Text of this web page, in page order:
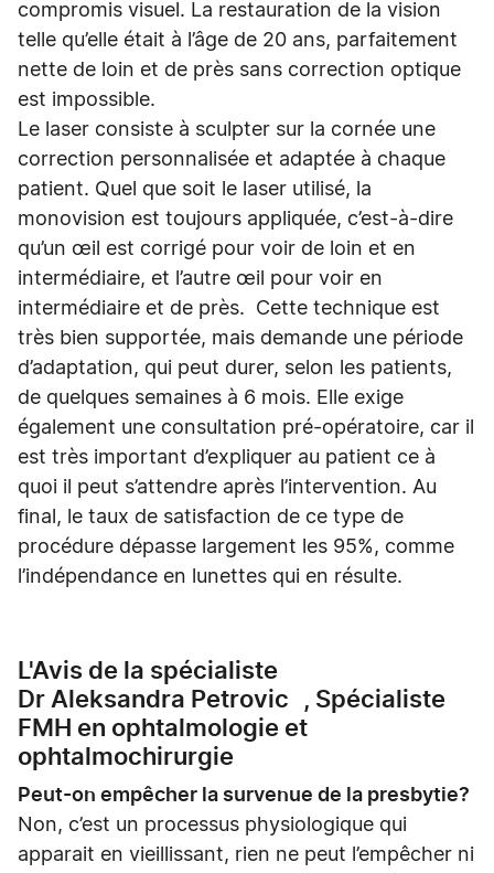
compromis visuel. La restauration de la vision
telle qu’elle était à l’âge de 20 ans, parfaitement
nette de loin et de près sans correction optique
est impossible.
Le laser consiste à sculpter sur la cornée une
correction personnalisée et adaptée à chaque
patient. Quel que soit le laser utilisé, la
monovision est toujours appliquée, c’est-à-dire
qu’un œil est corrigé pour voir de loin et en
intermédiaire, et l’autre œil pour voir en
intermédiaire et de près. Cette technique est
très bien supportée, mais demande une période
d’adaptation, qui peut durer, selon les patients,
de quelques semaines à 6 mois. Elle exige
également une consultation pré-opératoire, car il
est très important d’expliquer au patient ce à
quoi il peut s’attendre après l’intervention. Au
final, le taux de satisfaction de ce type de
procédure dépasse largement les 95%, comme
l’indépendance en lunettes qui en résulte.
L'Avis de la spécialiste
Dr Aleksandra Petrovic , Spécialiste
FMH en ophtalmologie et
ophtalmochirurgie
Peut-on empêcher la survenue de la presbytie?
Non, c’est un processus physiologique qui
apparait en vieillissant, rien ne peut l’empêcher ni